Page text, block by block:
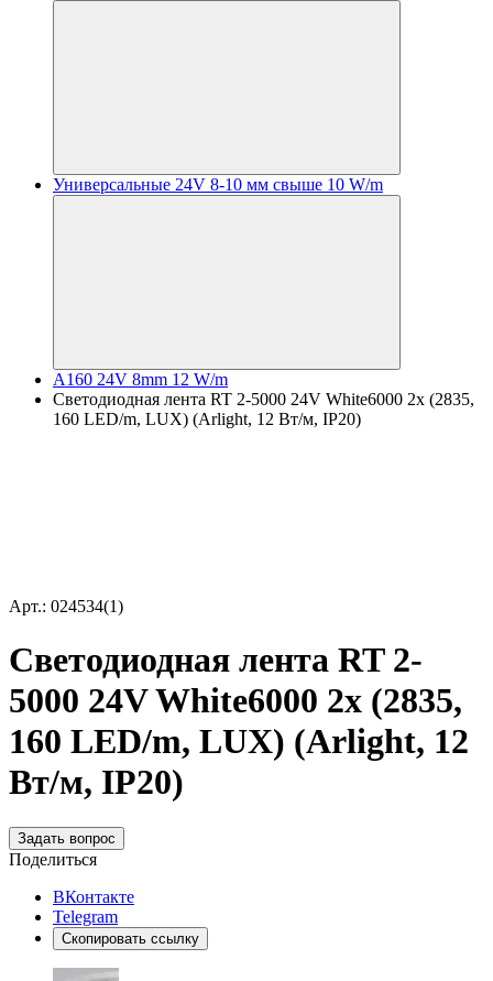
Универсальные 24V 8-10 мм свыше 10 W/m
A160 24V 8mm 12 W/m
Светодиодная лента RT 2-5000 24V White6000 2x (2835,
160 LED/m, LUX) (Arlight, 12 Вт/м, IP20)
Арт.: 024534(1)
Светодиодная лента RT 2-
5000 24V White6000 2x (2835,
160 LED/m, LUX) (Arlight, 12
Вт/м, IP20)
Задать вопрос
Поделиться
ВКонтакте
Telegram
Скопировать ссылку